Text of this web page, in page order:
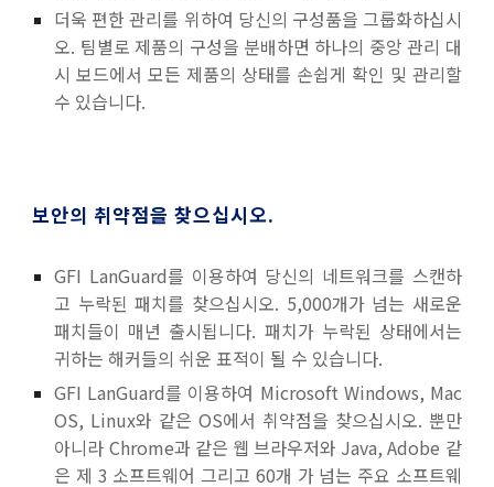
더욱 편한 관리를 위하여 당신의 구성품을 그룹화하십시
오. 팀별로 제품의 구성을 분배하면 하나의 중앙 관리 대
시 보드에서 모든 제품의 상태를 손쉽게 확인 및 관리할
수 있습니다.
보안의 취약점을 찾으십시오.
GFI LanGuard를 이용하여 당신의 네트워크를 스캔하
고 누락된 패치를 찾으십시오. 5,000개가 넘는 새로운
패치들이 매년 출시됩니다. 패치가 누락된 상태에서는
귀하는 해커들의 쉬운 표적이 될 수 있습니다.
GFI LanGuard를 이용하여 Microsoft Windows, Mac
OS, Linux와 같은 OS에서 취약점을 찾으십시오. 뿐만
아니라 Chrome과 같은 웹 브라우저와 Java, Adobe 같
은 제 3 소프트웨어 그리고 60개 가 넘는 주요 소프트웨